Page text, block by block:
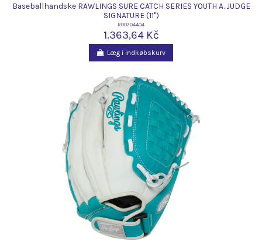
Baseballhandske RAWLINGS SURE CATCH SERIES YOUTH A. JUDGE
SIGNATURE (11")
R00704404
1.363,64 Kč
Læg i indkøbskurv